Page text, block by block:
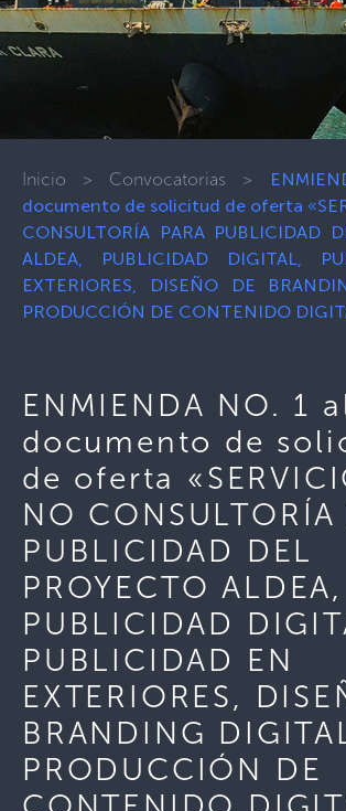
Inicio > Convocatorias >
documento de solicitud de oferta
CONSULTORÍA PARA PUBLICIDAD
ALDEA, PUBLICIDAD DIGITAL,
EXTERIORES, DISEÑO DE
PRODUCCIÓN DE CONTENIDO
ENMIENDA NO. 1
documento de
de oferta
NO CONSULTORÍA
PUBLICIDAD DEL
PROYECTO ALDEA,
PUBLICIDAD
PUBLICIDAD EN
EXTERIORES,
BRANDING
PRODUCCIÓN DE